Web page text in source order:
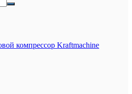
компрессор Kraftmaсhine